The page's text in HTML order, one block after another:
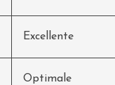
Excellente
Optimale